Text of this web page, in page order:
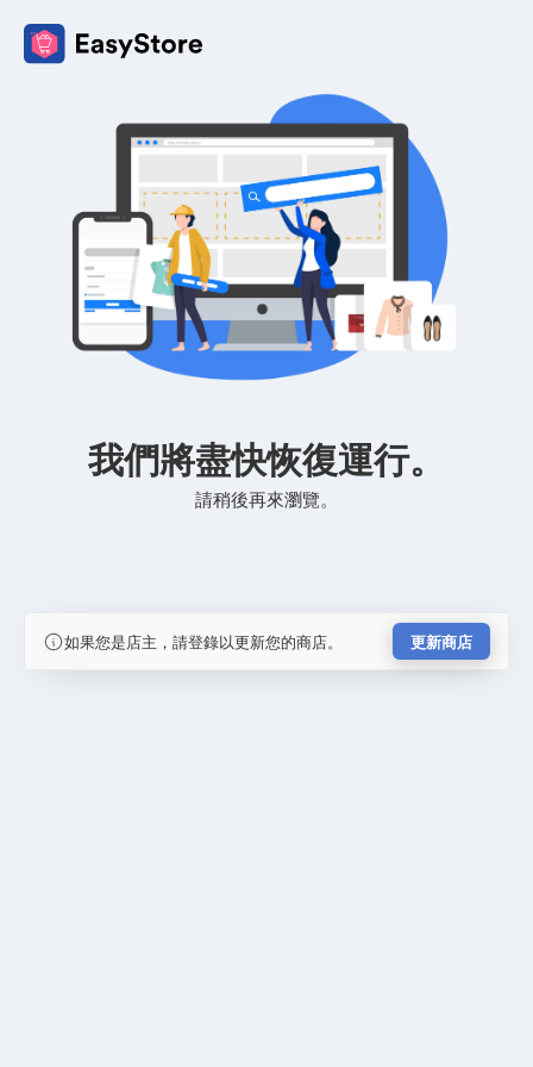
我們將盡快恢復運行。
請稍後再來瀏覽。
如果您是店主，請登錄以更新您的商店。 更新商店